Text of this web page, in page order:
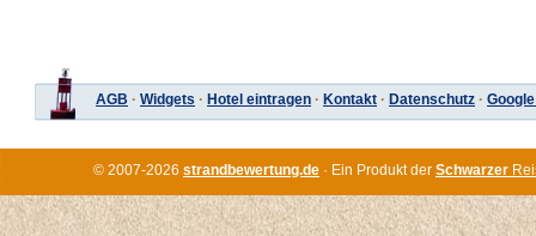
AGB · Widgets · Hotel eintragen · Kontakt · Datenschutz ·
© 2007-2026 strandbewertung.de · Ein Produkt der Schwarzer